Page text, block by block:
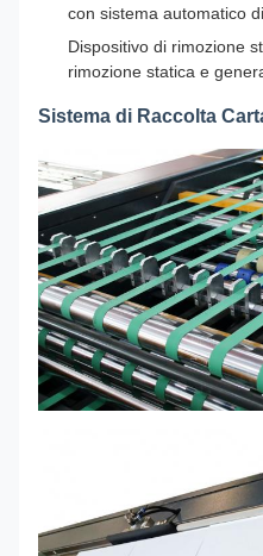
con sistema automatico
Dispositivo di rimozione
rimozione statica e
Sistema di Raccolta